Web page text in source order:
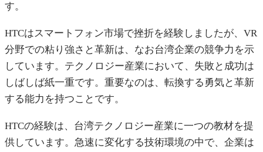
す。
HTCはスマートフォン市場で挫折を経験しましたが、VR
分野での粘り強さと革新は、なお台湾企業の競争力を示
しています。テクノロジー産業において、失敗と成功は
しばしば紙一重です。重要なのは、転換する勇気と革新
する能力を持つことです。
HTCの経験は、台湾テクノロジー産業に一つの教材を提
供しています。急速に変化する技術環境の中で、企業は